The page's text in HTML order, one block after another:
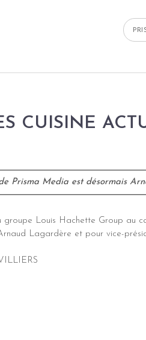
CUISINE
Prisma Media est désormais
groupe Louis Hachette Group au
Lagardère et pour vice-